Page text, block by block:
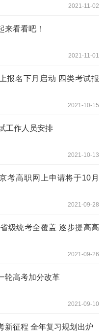
2021-11-02
来看看吧！
2021-11-01
报名下月启动 四类考试报
2021-10-15
工作人员安排
2021-10-13
考高职网上申请将于10月
2021-09-28
级统考全覆盖 逐步提高高
2021-09-26
轮高考加分改革
2021-09-10
新征程 全年复习规划出炉